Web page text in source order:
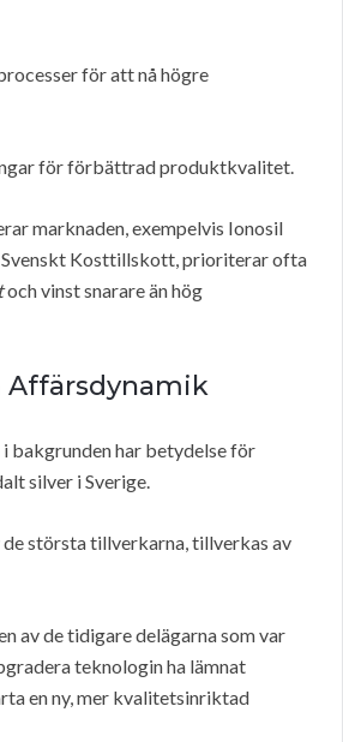
för att nå högre
för förbättrad produktkvalitet.
marknaden, exempelvis Ionosil
Svenskt Kosttillskott, prioriterar ofta
och vinst snarare än hög
Affärsdynamik
bakgrunden har betydelse för
silver i Sverige.
de största tillverkarna, tillverkas av
av de tidigare delägarna som var
teknologin ha lämnat
en ny, mer kvalitetsinriktad